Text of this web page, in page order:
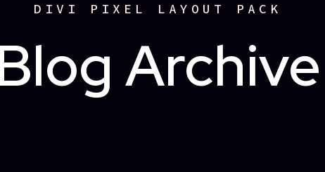
DIVI PIXEL LAYOUT PACK
Archive